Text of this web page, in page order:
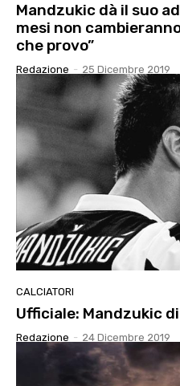
Mandzukic dà il suo
mesi non
che provo”
Redazione - 25 Dicembre 2019
CALCIATORI
Ufficiale: Mandzukic
Redazione - 24 Dicembre 2019